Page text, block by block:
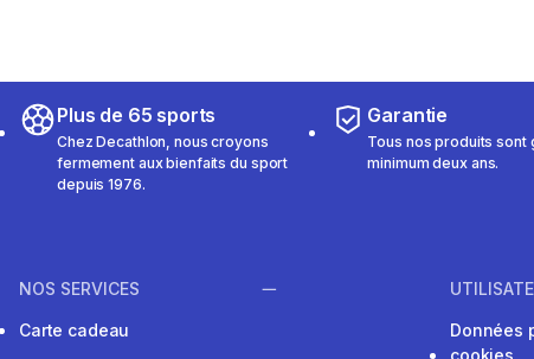
Plus de 65 sports
Chez Decathlon, nous croyons
fermement aux bienfaits du sport
depuis 1976.
Garantie
Tous nos produits sont
minimum deux ans.
NOS SERVICES
Carte cadeau
Données